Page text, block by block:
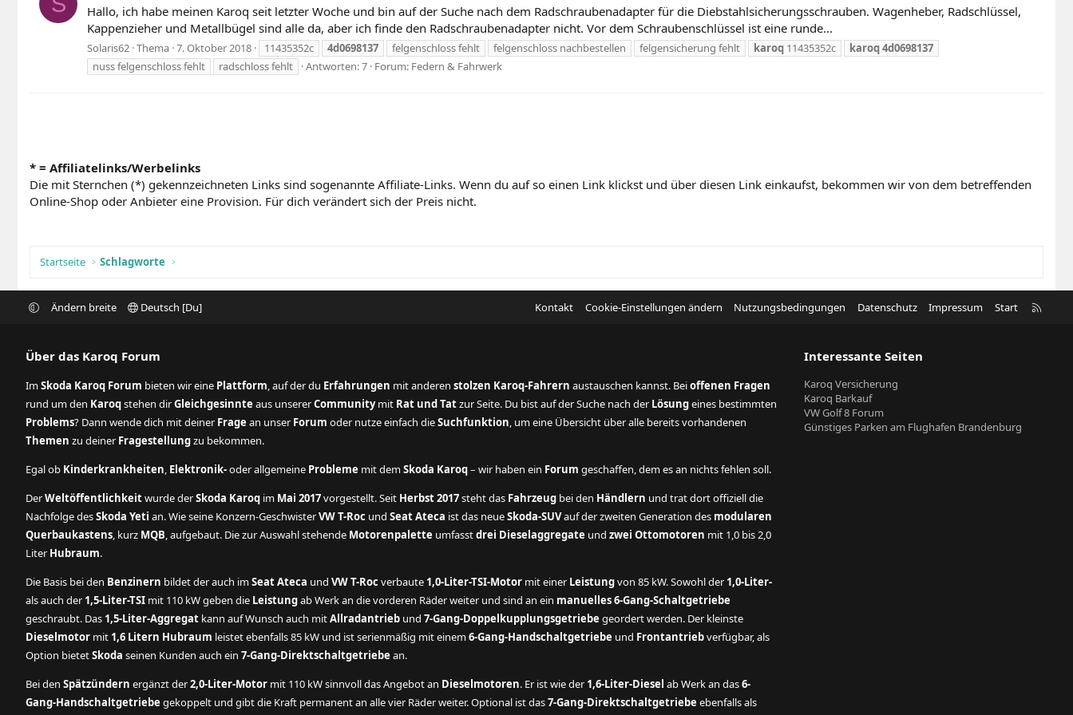
Hallo, ich habe meinen Karoq seit letzter Woche und bin auf der Suche nach dem Radschraubenadapter für die Diebstahlsicherungsschrauben. Wagenheber, Radschlüssel,
Kappenzieher und Metallbügel sind alle da, aber ich finde den Radschraubenadapter nicht. Vor dem Schraubenschlüssel ist eine runde...
Solaris62 Thema 7. Oktober 2018 11435352c 4d0698137 felgenschloss fehlt felgenschloss nachbestellen felgensicherung fehlt karoq 11435352c karoq4d0698137
nuss felgenschloss fehlt
radschloss fehlt Antworten: 7 Forum: Federn & Fahrwerk
* = Affiliatelinks/Werbelinks
Die mit Sternchen (*) gekennzeichneten Links sind sogenannte Affiliate-Links. Wenn du auf so einen Link klickst und über diesen Link einkaufst, bekommen wir von dem betreffenden
Online-Shop oder Anbieter eine Provision. Für dich verändert sich der Preis nicht.
Startseite Schlagworte
Ändern breite Deutsch [Du] Kontakt Cookie-Einstellungen ändern Nutzungsbedingungen Datenschutz Impressum Start
Über das Karoq Forum
ImSkoda Karoq Forum bieten wir eine Plattform, auf der du Erfahrungen mit anderen stolzen Karoq-Fahrern austauschen kannst. Beioffenen Fragen
rund um den Karoqstehen dirGleichgesinnte aus unsererCommunitymit Rat und Tatzur Seite. Du bist auf der Suche nach der Lösungeines bestimmten
Problems? Dann wende dich mit deiner Frage an unser Forum oder nutze einfach dieSuchfunktion, um eine Übersicht über alle bereits vorhandenen
Themen zu deiner Fragestellungzu bekommen.
Egal ob Kinderkrankheiten, Elektronik-oder allgemeine Probleme mit demSkoda Karoq– wir haben ein Forum geschaffen, dem es an nichts fehlen soll.
DerWeltöffentlichkeitwurde derSkoda Karoq im Mai 2017vorgestellt. Seit Herbst 2017steht das Fahrzeug bei den Händlern und trat dort offiziell die
Nachfolge desSkoda Yeti an. Wie seine Konzern-GeschwisterVW T-Roc und Seat Ateca ist das neueSkoda-SUVauf der zweiten Generation des modularen
Querbaukastens, kurz MQB, aufgebaut. Die zur Auswahl stehende Motorenpalette umfasstdrei Dieselaggregate und zwei Ottomotoren mit 1,0 bis 2,0
Liter Hubraum.
Die Basis bei den Benzinern bildet der auch imSeat Ateca und VW T-Rocverbaute 1,0-Liter-TSI-Motor mit einer Leistungvon 85 kW. Sowohl der 1,0-Liter-
als auch der 1,5-Liter-TSI mit 110 kW geben die Leistungab Werk an die vorderen Räder weiter und sind an ein manuelles 6-Gang-Schaltgetriebe
geschraubt. Das 1,5-Liter-Aggregat kann auf Wunsch auch mitAllradantrieb und 7-Gang-Doppelkupplungsgetriebe geordert werden. Der kleinste
Dieselmotor mit 1,6 Litern Hubraum leistet ebenfalls 85 kW und ist serienmäßig mit einem6-Gang-Handschaltgetriebe und Frontantriebverfügbar, als
Option bietetSkoda seinen Kunden auch ein 7-Gang-Direktschaltgetriebe an.
Bei den Spätzündern ergänzt der2,0-Liter-Motor mit 110 kW sinnvoll das Angebot an Dieselmotoren. Er ist wie der 1,6-Liter-Diesel ab Werk an das6-
Gang-Handschaltgetriebe gekoppelt und gibt die Kraft permanent an alle vier Räder weiter. Optional ist das7-Gang-Direktschaltgetriebe ebenfalls als
Interessante Seiten
Karoq Versicherung
Karoq Barkauf
VW Golf 8 Forum
Günstiges Parken am Flughafen Brandenburg